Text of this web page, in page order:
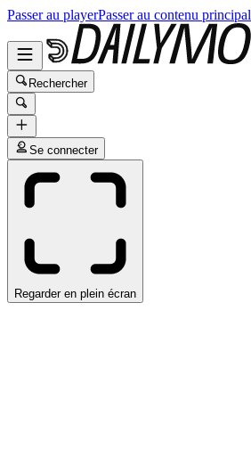
Passer au playerPasser au contenu principal
Rechercher
Se connecter
Regarder en plein écran